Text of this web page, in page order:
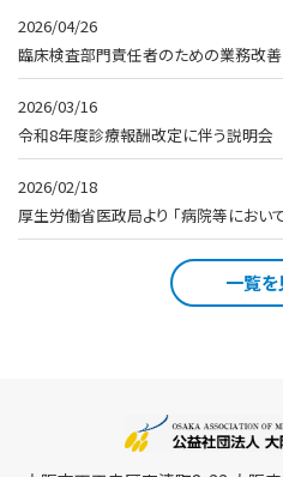
2026/04/26
臨床検査部門責任者のための業務改
2026/03/16
令和8年度診療報酬改定に伴う説明会
2026/02/18
厚生労働省医政局より 「病院等にお
一覧を